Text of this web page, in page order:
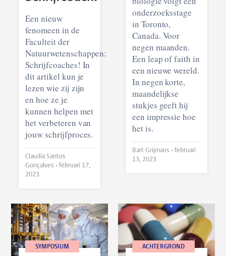
Een nieuw
fenomeen in de
Faculteit der
Natuurwetenschappen:
Schrijfcoaches! In
dit artikel kun je
lezen wie zij zijn
en hoe ze je
kunnen helpen met
het verbeteren van
jouw schrijfproces.
Claudia Santos
Gonçalves •februari 17,
2023
onderzoeksstage
in Toronto,
Canada. Voor
negen maanden.
Een leap of faith in
een nieuwe wereld.
In negen korte,
maandelijkse
stukjes geeft hij
een impressie hoe
het is.
Bart Grijmans • februari
13, 2023
SYMPOSIUM ACHTERGROND